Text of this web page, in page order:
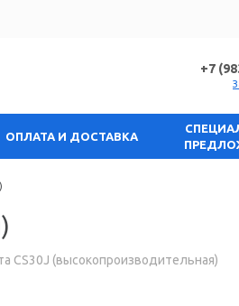
+7
ОПЛАТА И ДОСТАВКА
CS30J (высокопроизводительная)